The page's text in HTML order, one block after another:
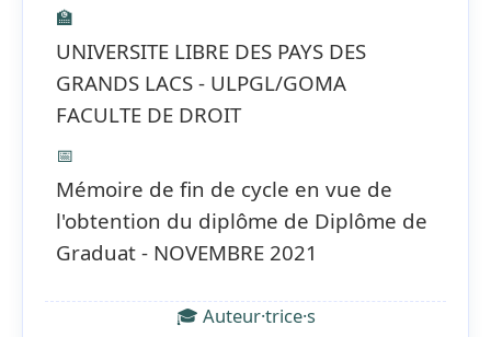
🏫
UNIVERSITE LIBRE DES PAYS DES
GRANDS LACS - ULPGL/GOMA
FACULTE DE DROIT
📅
Mémoire de fin de cycle en vue de
l'obtention du diplôme de Diplôme de
Graduat - NOVEMBRE 2021
🎓 Auteur·trice·s